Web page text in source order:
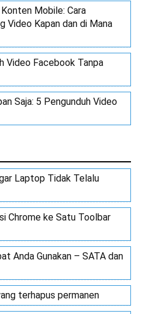
Mobile: Cara
Video Kapan dan di Mana
Video Facebook Tanpa
Saja: 5 Pengunduh Video
Laptop Tidak Telalu
Chrome ke Satu Toolbar
Anda Gunakan – SATA dan
terhapus permanen